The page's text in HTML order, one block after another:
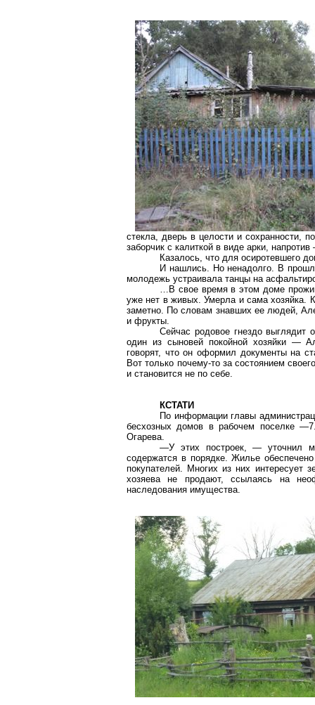
стекла, дверь в целости и сохранности,
заборчик с калиткой в виде арки,
Казалось, что для осиротевшего
И нашлись. Но ненадолго. В
молодежь устраивала танцы на
…В свое время в этом доме
уже нет в живых. Умерла и сама хозяйка.
заметно. По словам знавших ее людей,
и фрукты.
Сейчас родовое гнездо
один из сыновей покойной хозяйки —
говорят, что он оформил документы на
Вот только почему-то за состоянием
и становится не по себе.
КСТАТИ
По информации главы
бесхозных домов в рабочем поселке
Огарева.
—У этих построек, — уточнил
содержатся в порядке. Жилье
покупателей. Многих из них
хозяева не продают, ссылаясь на
наследования имущества.